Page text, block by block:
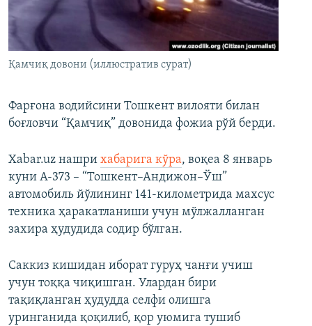
Қамчиқ довони (иллюстратив сурат)
Фарғона водийсини Тошкент вилояти билан
боғловчи “Қамчиқ” довонида фожиа рўй берди.
Xabar.uz нашри хабарига кўра, воқеа 8 январь
куни А-373 – “Тошкент–Андижон–Ўш”
автомобиль йўлининг 141-километрида махсус
техника ҳаракатланиши учун мўлжалланган
захира ҳудудида содир бўлган.
Cаккиз кишидан иборат гуруҳ чанғи учиш
учун тоққа чиқишган. Улардан бири
тақиқланган ҳудудда селфи олишга
уринганида қоқилиб, қор уюмига тушиб